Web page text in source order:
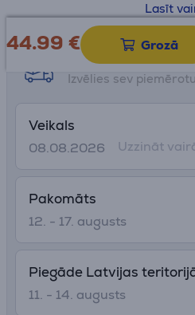
• Ērta 360° pamatne – tējkannu
novietot atpakaļ no jebkura
• 15 gadu remontēšanas iespēja
Lasīt
44.99 € Grozā
Saņemšanas iespējas
Izvēlies sev
Veikals
08.08.2026
Uzzināt
Pakomāts
12. - 17. augusts
Piegāde Latvijas
11. - 14. augusts